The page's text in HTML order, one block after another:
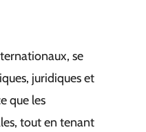
se
juridiques et
que les
tout en tenant